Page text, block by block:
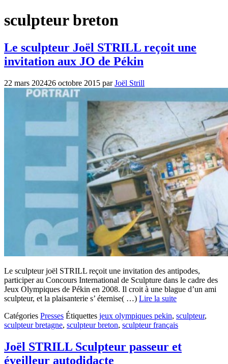
sculpteur breton
Le sculpteur Joël STRILL reçoit une
invitation aux JO de Pékin
22 mars 202426 octobre 2015 parJoël Strill
Le sculpteur joël STRILL reçoit une invitation des antipodes,
participer au Concours International de Sculpture dans le cadre des
Jeux Olympiques de Pékin en 2008. Il croit à une blague d’un ami
sculpteur, et la plaisanterie s’ éternise( …) Lire la suite
Catégories Presses Étiquettes jeux olympiques pekin, sculpteur,
sculpteur bretagne, sculpteur breton, sculpteur français
Joël STRILL Sculpteur passeur et
éveilleur autodidacte